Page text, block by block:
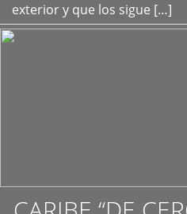
exterior y que los sigue […]